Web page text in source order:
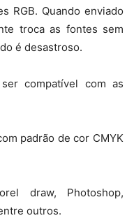
RGB. Quando enviado
troca as fontes sem
é desastroso.
compatível com as
padrão de cor CMYK
draw, Photoshop,
outros.